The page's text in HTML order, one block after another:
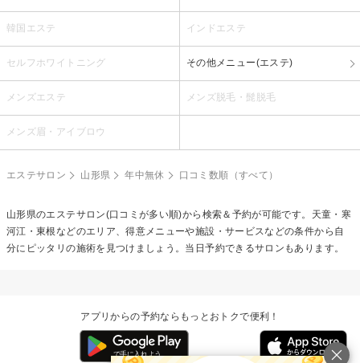
韓国エステ インドエステ
セルフホワイトニング その他メニュー(エステ)
メンズエステ メンズ脱毛・髭脱毛
メンズ眉・アイブロウ
エステサロン 山形県 年中無休 口コミ数順（すべて）
山形県のエステサロン(口コミが多い順)から検索＆予約が可能です。天童・寒
河江・東根などのエリア、得意メニューや施設・サービスなどの条件から自
分にピッタリの施術を見つけましょう。当日予約できるサロンもあります。
アプリからの予約ならもっとおトクで便利！